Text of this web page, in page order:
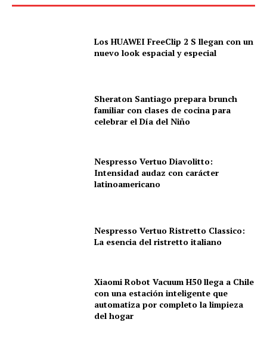
Los HUAWEI FreeClip 2 S llegan con un
nuevo look espacial y especial
Sheraton Santiago prepara brunch
familiar con clases de cocina para
celebrar el Día del Niño
Nespresso Vertuo Diavolitto:
Intensidad audaz con carácter
latinoamericano
Nespresso Vertuo Ristretto Classico:
La esencia del ristretto italiano
Xiaomi Robot Vacuum H50 llega a Chile
con una estación inteligente que
automatiza por completo la limpieza
del hogar